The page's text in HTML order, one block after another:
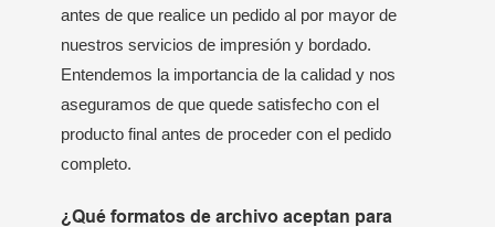
antes de que realice un pedido al por mayor de
nuestros servicios de impresión y bordado.
Entendemos la importancia de la calidad y nos
aseguramos de que quede satisfecho con el
producto final antes de proceder con el pedido
completo.
¿Qué formatos de archivo aceptan para